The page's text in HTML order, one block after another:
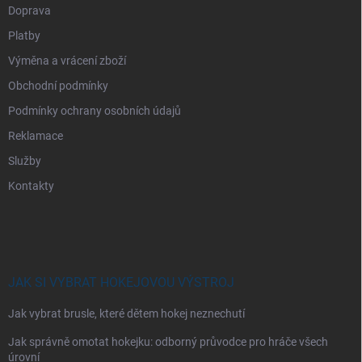
Doprava
Platby
Výměna a vrácení zboží
Obchodní podmínky
Podmínky ochrany osobních údajů
Reklamace
Služby
Kontakty
JAK SI VYBRAT HOKEJOVOU VÝSTROJ
Jak vybrat brusle, které dětem hokej neznechutí
Jak správně omotat hokejku: odborný průvodce pro hráče všech
úrovní